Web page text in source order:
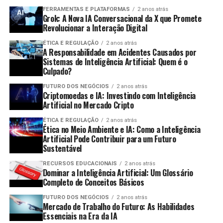
O futuro da arqueologia digital parece promissor. Com o
avanço contínuo das tecnologias de IA, drones e
sensores, é provável que descubra-se ainda mais sobre
nossas civilizações passadas. Espera-se que as técnicas
se tornem mais acessíveis, permitindo que mais pessoas
Além disso, a colaboração entre diferentes disciplinas,
intensificar. O compartilhamento de dados e
metodologias pode acelerar as descobertas
arqueológicas e facilitar a preservação do patrimônio
cultural.
Integrando Arqueologia e
Tecnologia
antes que elas se tornem um problema real.
Como Funciona o Rastreamento em
Tempo Real
Orastreamento em tempo real
uma combinação de tecnologias e infraestrutura. Aqui
está como funciona:
Etiquetas de Rastreamento:Cada mala recebe
uma etiqueta com um código de barras ou RFID
que é escaneado em diferentes pontos do
aeroporto.
Base de Dados Central:Todas as informações de
localização das malas são armazenadas em uma
base de dados central, acessível por funcionários
e passageiros.
FERRAMENTAS E PLATAFORMAS 2 anos atrás
Grok: A Nova IA Conversacional da X que Promete
Revolucionar a Interação Digital
ÉTICA E REGULAÇÃO 2 anos atrás
A Responsabilidade em Acidentes Causados por
Sistemas de Inteligência Artificial: Quem é o
Culpado?
FUTURO DOS NEGÓCIOS 2 anos atrás
Criptomoedas e IA: Investindo com Inteligência
Artificial no Mercado Cripto
ÉTICA E REGULAÇÃO 2 anos atrás
Ética no Meio Ambiente e IA: Como a Inteligência
Artificial Pode Contribuir para um Futuro
Sustentável
RECURSOS EDUCACIONAIS 2 anos atrás
Dominar a Inteligência Artificial: Um Glossário
Completo de Conceitos Básicos
FUTURO DOS NEGÓCIOS 2 anos atrás
Mercado de Trabalho do Futuro: As Habilidades
Essenciais na Era da IA